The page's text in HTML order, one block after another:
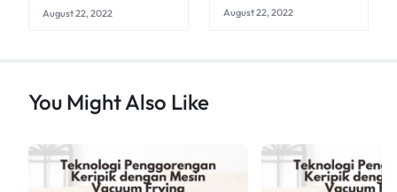
August 22, 2022 August 22, 2022
You Might Also Like